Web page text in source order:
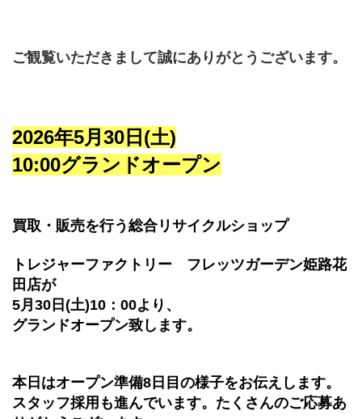
ご観覧いただきまして誠にありがとうございます。
2026年5月30日(土)
10:00グランドオープン
買取・販売を行う総合リサイクルショップ
トレジャーファクトリー　フレッツガーデン姫路花
田店が
5月30日(土)10：00より、
グランドオープン致します。
本日はオープン準備8日目の様子をお伝えします。
スタッフ採用も進んでいます。たくさんのご応募あ